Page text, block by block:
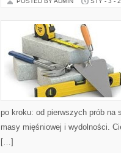
po kroku: od pierwszych prób na
masy mięśniowej i wydolności.
[…]